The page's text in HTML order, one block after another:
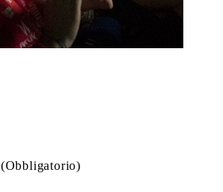
(Obbligatorio)